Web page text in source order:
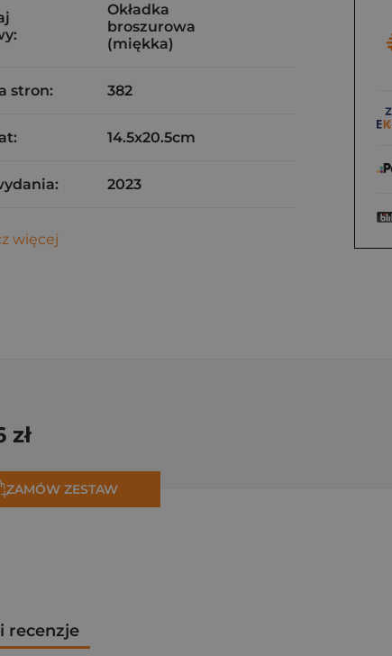
Okładka
broszurowa
(miękka)
stron: 382
14.5x20.5cm
2023
więcej
zł
ZAMÓW ZESTAW
recenzje